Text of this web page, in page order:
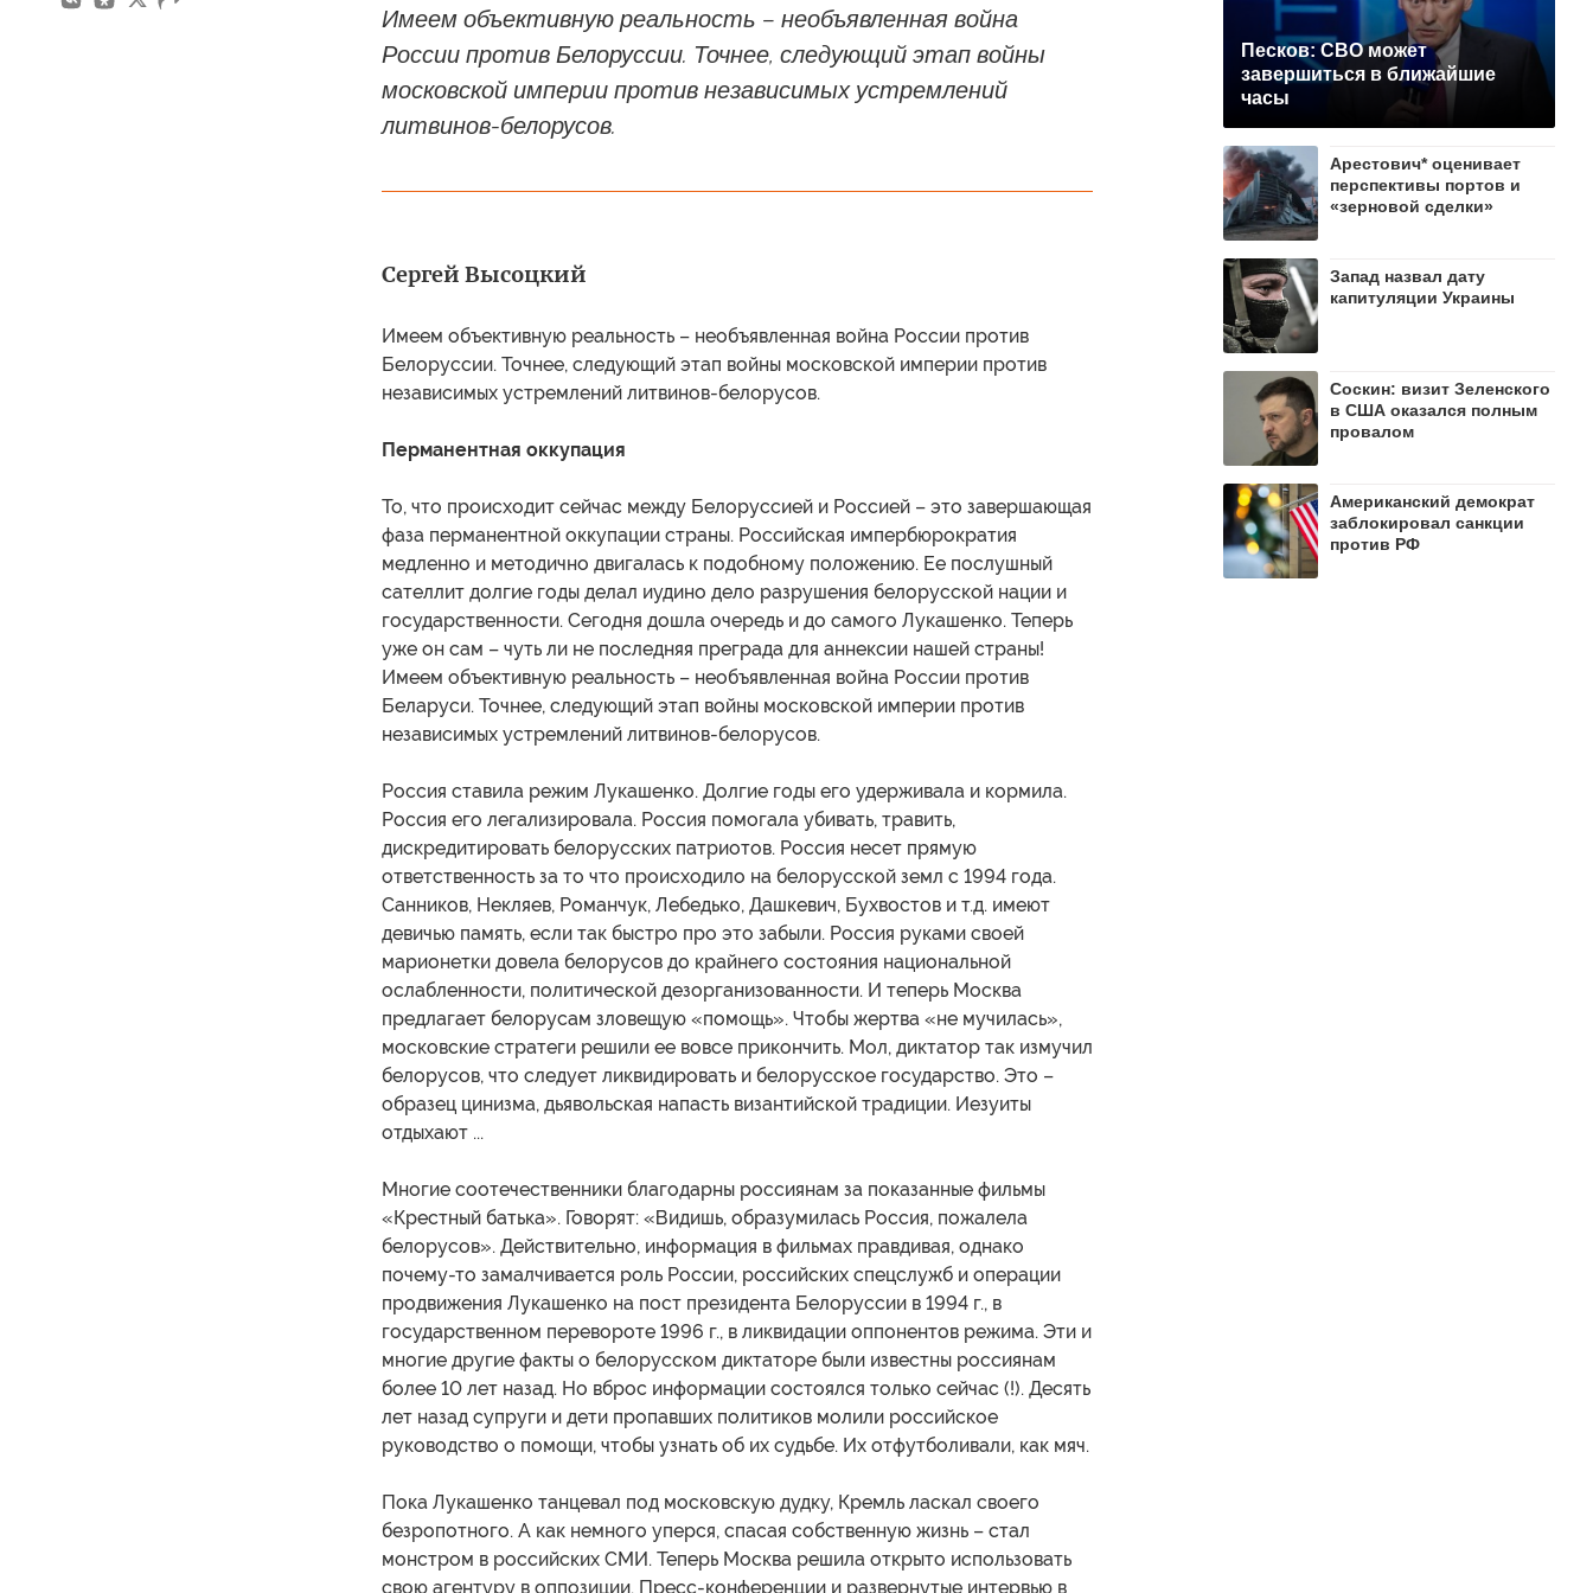
Имеем объективную реальность – необъявленная война
России против Белоруссии. Точнее, следующий этап войны
московской империи против независимых устремлений
литвинов-белорусов.
Сергей Высоцкий
Имеем объективную реальность – необъявленная война России против
Белоруссии. Точнее, следующий этап войны московской империи против
независимых устремлений литвинов-белорусов.
Перманентная оккупация
То, что происходит сейчас между Белоруссией и Россией – это завершающая
фаза перманентной оккупации страны. Российская импербюрократия
медленно и методично двигалась к подобному положению. Ее послушный
сателлит долгие годы делал иудино дело разрушения белорусской нации и
государственности. Сегодня дошла очередь и до самого Лукашенко. Теперь
уже он сам – чуть ли не последняя преграда для аннексии нашей страны!
Имеем объективную реальность – необъявленная война России против
Беларуси. Точнее, следующий этап войны московской империи против
независимых устремлений литвинов-белорусов.
Россия ставила режим Лукашенко. Долгие годы его удерживала и кормила.
Россия его легализировала. Россия помогала убивать, травить,
дискредитировать белорусских патриотов. Россия несет прямую
ответственность за то что происходило на белорусской земл с 1994 года.
Санников, Некляев, Романчук, Лебедько, Дашкевич, Бухвостов и т.д. имеют
девичью память, если так быстро про это забыли. Россия руками своей
марионетки довела белорусов до крайнего состояния национальной
ослабленности, политической дезорганизованности. И теперь Москва
предлагает белорусам зловещую «помощь». Чтобы жертва «не мучилась»,
московские стратеги решили ее вовсе прикончить. Мол, диктатор так измучил
белорусов, что следует ликвидировать и белорусское государство. Это –
образец цинизма, дьявольская напасть византийской традиции. Иезуиты
отдыхают ...
Многие соотечественники благодарны россиянам за показанные фильмы
«Крестный батька». Говорят: «Видишь, образумилась Россия, пожалела
белорусов». Действительно, информация в фильмах правдивая, однако
почему-то замалчивается роль России, российских спецслужб и операции
продвижения Лукашенко на пост президента Белоруссии в 1994 г., в
государственном перевороте 1996 г., в ликвидации оппонентов режима. Эти и
многие другие факты о белорусском диктаторе были известны россиянам
более 10 лет назад. Но вброс информации состоялся только сейчас (!). Десять
лет назад супруги и дети пропавших политиков молили российское
руководство о помощи, чтобы узнать об их судьбе. Их отфутболивали, как мяч.
Пока Лукашенко танцевал под московскую дудку, Кремль ласкал своего
безропотного. А как немного уперся, спасая собственную жизнь – стал
монстром в российских СМИ. Теперь Москва решила открыто использовать
свою агентуру в оппозиции. Пресс-конференции и развернутые интервью в
Песков: СВО может
завершиться в ближайшие
часы
Арестович* оценивает
перспективы портов и
«зерновой сделки»
Запад назвал дату
капитуляции Украины
Соскин: визит Зеленского
в США оказался полным
провалом
Американский демократ
заблокировал санкции
против РФ